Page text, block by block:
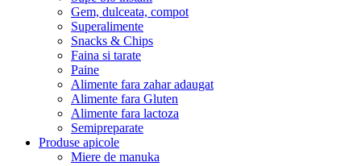
Gem, dulceata, compot
Superalimente
Snacks & Chips
Faina si tarate
Paine
Alimente fara zahar adaugat
Alimente fara Gluten
Alimente fara lactoza
Semipreparate
Produse apicole
Miere de manuka